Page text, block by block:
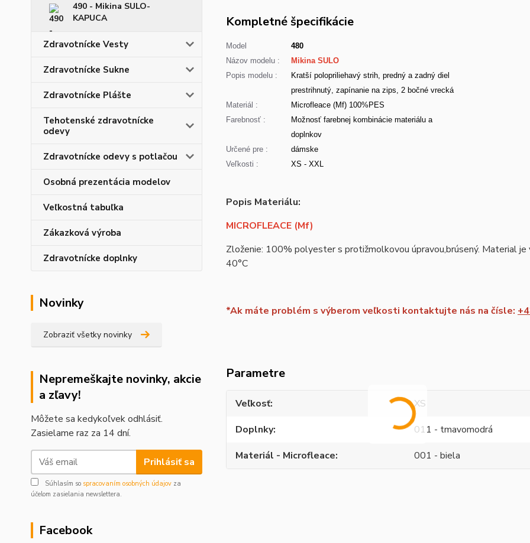
490 - Mikina SULO-
KAPUCA
Zdravotnícke Vesty
Zdravotnícke Sukne
Zdravotnícke Plášte
Tehotenské zdravotnícke
odevy
Zdravotnícke odevy s potlačou
Osobná prezentácia modelov
Veľkostná tabuľka
Zákazková výroba
Zdravotnícke doplnky
Novinky
Zobraziť všetky novinky
Nepremeškajte novinky, akcie
a zľavy!
Môžete sa kedykoľvek odhlásiť.
Zasielame raz za 14 dní.
Prihlásiť sa
Súhlasím so spracovaním osobných údajov za
účelom zasielania newslettera.
Facebook
Kompletné špecifikácie
Model
480
Názov modelu :
Mikina SULO
Popis modelu :
Kratší polopriliehavý strih, predný a zadný diel
prestrihnutý, zapínanie na zips, 2 bočné vrecká
Materiál :
Microfleace (Mf) 100%PES
Farebnosť :
Možnosť farebnej kombinácie materiálu a
doplnkov
Určené pre :
dámske
Veľkosti :
XS - XXL
Popis Materiálu:
MICROFLEACE (Mf)
Zloženie: 100% polyester s protižmolkovou úpravou,brúsený. Material
40°C
*Ak máte problém s výberom veľkosti kontaktujte nás na čísle:
Parametre
Veľkosť
XS
Doplnky
011 - tmavomodrá
Materiál - Microfleace
001 - biela